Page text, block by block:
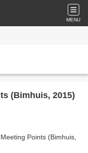
MENU
(Bimhuis, 2015)